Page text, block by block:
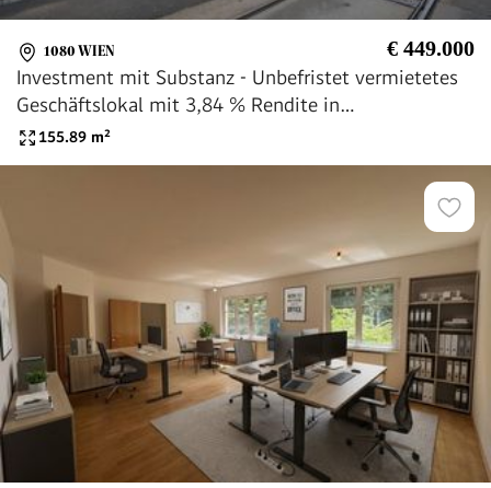
1080 WIEN € 449.000
Investment mit Substanz - Unbefristet vermietetes
Geschäftslokal mit 3,84 % Rendite in
frequenzstarker Wiener Lage
155.89 m²